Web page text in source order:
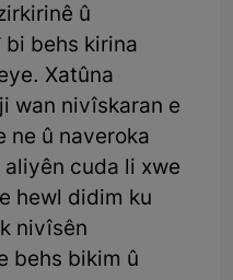
û
behs kirina
Xatûna
wan nivîskaran e
ne û naveroka
cuda li xwe
hewl didim ku
nivîsên
behs bikim û